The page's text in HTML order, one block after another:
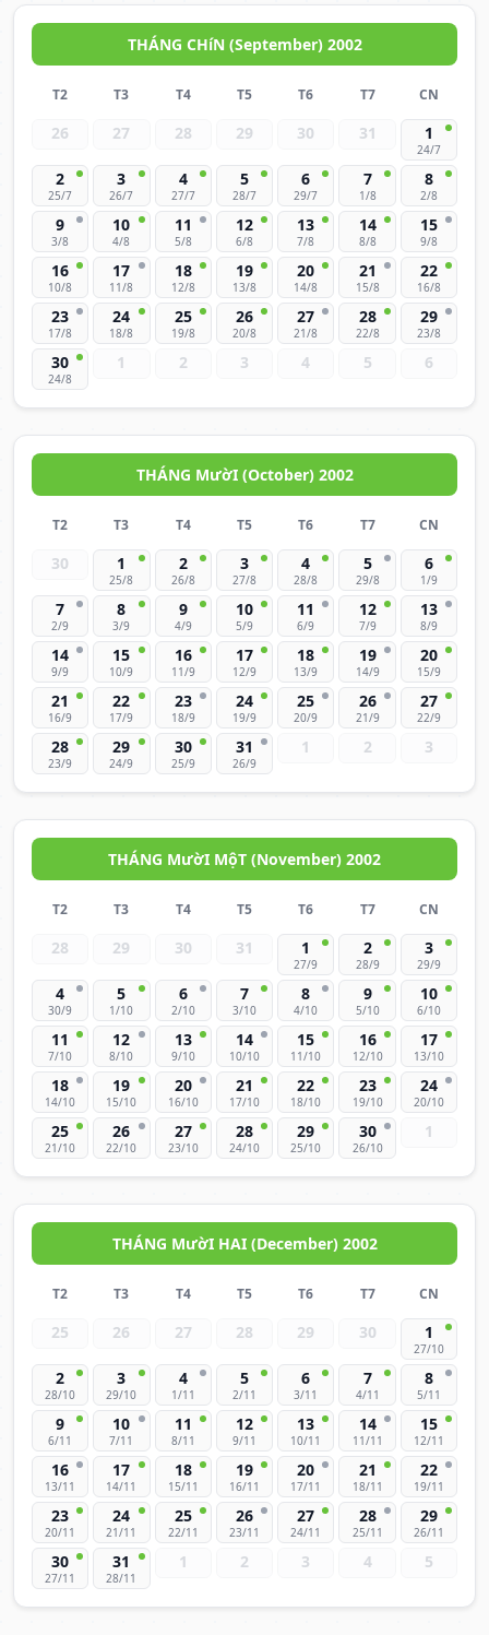
THÁNG CHíN (September) 2002
T2 T3 T4 T5 T6 T7 CN
26 27 28 29 30 31 1
24/7
2
25/7
3
26/7
4
27/7
5
28/7
6
29/7
7
1/8
8
2/8
9
3/8
10
4/8
11
5/8
12
6/8
13
7/8
14
8/8
15
9/8
16
10/8
17
11/8
18
12/8
19
13/8
20
14/8
21
15/8
22
16/8
23
17/8
24
18/8
25
19/8
26
20/8
27
21/8
28
22/8
29
23/8
30
24/8
1 2 3 4 5 6
THÁNG MườI (October) 2002
T2 T3 T4 T5 T6 T7 CN
30 1
25/8
2
26/8
3
27/8
4
28/8
5
29/8
6
1/9
7
2/9
8
3/9
9
4/9
10
5/9
11
6/9
12
7/9
13
8/9
14
9/9
15
10/9
16
11/9
17
12/9
18
13/9
19
14/9
20
15/9
21
16/9
22
17/9
23
18/9
24
19/9
25
20/9
26
21/9
27
22/9
28
23/9
29
24/9
30
25/9
31
26/9
1 2 3
THÁNG MườI MộT (November) 2002
T2 T3 T4 T5 T6 T7 CN
28 29 30 31 1
27/9
2
28/9
3
29/9
4
30/9
5
1/10
6
2/10
7
3/10
8
4/10
9
5/10
10
6/10
11
7/10
12
8/10
13
9/10
14
10/10
15
11/10
16
12/10
17
13/10
18
14/10
19
15/10
20
16/10
21
17/10
22
18/10
23
19/10
24
20/10
25
21/10
26
22/10
27
23/10
28
24/10
29
25/10
30
26/10
1
THÁNG MườI HAI (December) 2002
T2 T3 T4 T5 T6 T7 CN
25 26 27 28 29 30 1
27/10
2
28/10
3
29/10
4
1/11
5
2/11
6
3/11
7
4/11
8
5/11
9
6/11
10
7/11
11
8/11
12
9/11
13
10/11
14
11/11
15
12/11
16
13/11
17
14/11
18
15/11
19
16/11
20
17/11
21
18/11
22
19/11
23
20/11
24
21/11
25
22/11
26
23/11
27
24/11
28
25/11
29
26/11
30
27/11
31
28/11
1 2 3 4 5